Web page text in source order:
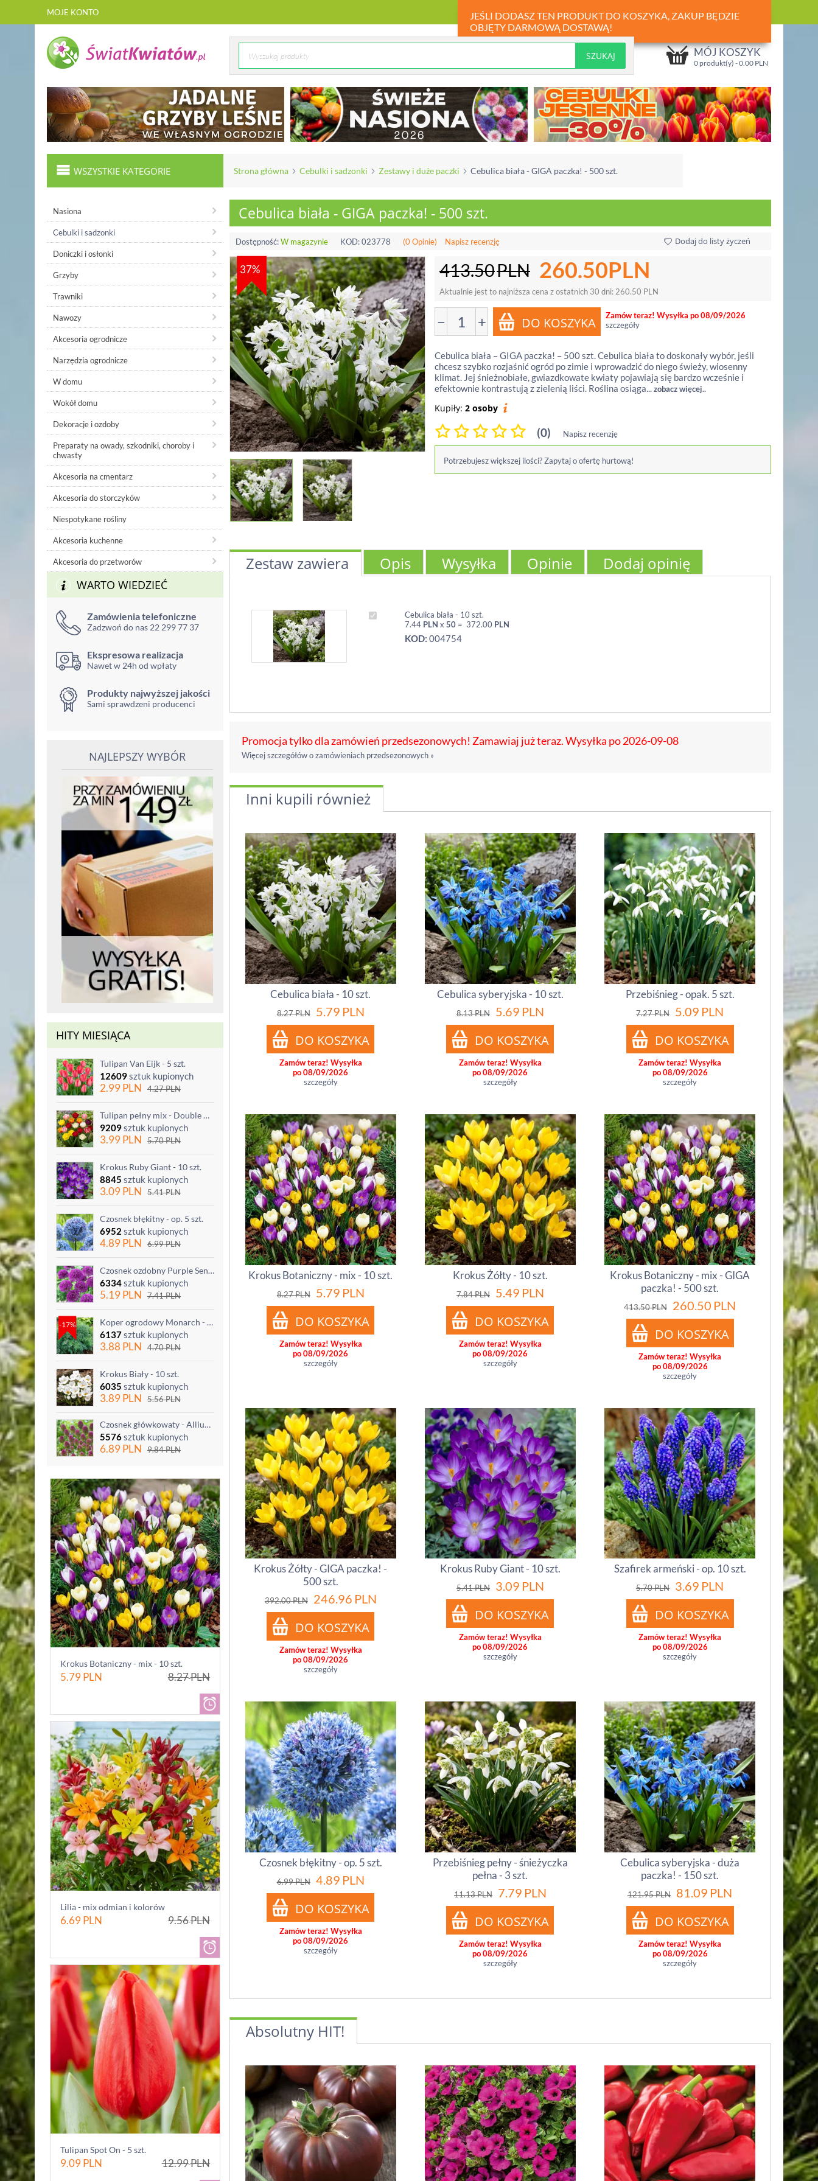
MOJE KONTO
JEŚLI DODASZ TEN PRODUKT DO KOSZYKA, ZAKUP BĘDZIE
OBJĘTY DARMOWĄ DOSTAWĄ!
MÓJ KOSZYK
0 produkt(y) -0.00 PLN
WSZYSTKIE KATEGORIE Strona główna Cebulki i sadzonki Zestawy i duże paczki Cebulica biała - GIGA paczka! - 500 szt.
Nasiona
Cebulki i sadzonki
Doniczki i osłonki
Grzyby
Trawniki
Nawozy
Akcesoria ogrodnicze
Narzędzia ogrodnicze
W domu
Wokół domu
Dekoracje i ozdoby
Preparaty na owady, szkodniki, choroby i
chwasty
Akcesoria na cmentarz
Akcesoria do storczyków
Niespotykane rośliny
Akcesoria kuchenne
Akcesoria do przetworów
WARTO WIEDZIEĆ
Zamówienia telefoniczne
Zadzwoń do nas 22 299 77 37
Ekspresowa realizacja
Nawet w 24h od wpłaty
Produkty najwyższej jakości
Sami sprawdzeni producenci
NAJLEPSZY WYBÓR
HITY MIESIĄCA
Tulipan Van Eijk - 5 szt.
12609sztuk kupionych
2.99PLN 4.27PLN
Tulipan pełny mix - Double mix - 5 szt.
9209sztuk kupionych
3.99PLN 5.70PLN
Krokus Ruby Giant - 10 szt.
8845 sztuk kupionych
3.09PLN 5.41PLN
Czosnek błękitny - op. 5 szt.
6952 sztuk kupionych
4.89PLN 6.99PLN
Czosnek ozdobny Purple Sensation - op. 3 szt.
6334sztuk kupionych
5.19PLN 7.41PLN
-17% Koper ogrodowy Monarch - po ścięciu odrasta
6137sztuk kupionych
3.88 PLN 4.70PLN
Krokus Biały - 10 szt.
6035 sztuk kupionych
3.89PLN 5.56PLN
Czosnek główkowaty - Allium sphaerocephalon - 20 szt.
5576sztuk kupionych
6.89PLN 9.84PLN
Krokus Botaniczny - mix - 10 szt.
5.79PLN 8.27PLN
Lilia - mix odmian i kolorów
6.69PLN 9.56PLN
Tulipan Spot On - 5 szt.
9.09PLN 12.99PLN
Cebulica biała - GIGA paczka! - 500 szt.
Dostępność:W magazynie KOD:023778 (0 Opinie) Napisz recenzję Dodaj do listy życzeń
37% 413.50PLN 260.50PLN
Aktualnie jest to najniższa cena z ostatnich 30 dni: 260.50 PLN
− +
Zamów teraz! Wysyłka po 08/09/2026
szczegóły
Cebulica biała – GIGA paczka! – 500 szt. Cebulica biała to doskonały wybór, jeśli
chcesz szybko rozjaśnić ogród po zimie i wprowadzić do niego świeży, wiosenny
klimat. Jej śnieżnobiałe, gwiazdkowate kwiaty pojawiają się bardzo wcześnie i
efektownie kontrastują z zielenią liści. Roślina osiąga...zobacz więcej..
Kupiły: 2 osoby
(0) Napisz recenzję
Potrzebujesz większej ilości? Zapytaj o ofertę hurtową!
Zestaw zawiera Opis Wysyłka Opinie Dodaj opinię
Cebulica biała - 10 szt.
7.44 PLN x 50 = 372.00 PLN
KOD: 004754
Promocja tylko dla zamówień przedsezonowych! Zamawiaj już teraz. Wysyłka po 2026-09-08
Więcej szczegółów o zamówieniach przedsezonowych »
Inni kupili również
Cebulica biała - 10 szt.
8.27PLN 5.79 PLN
Zamów teraz! Wysyłka
po 08/09/2026
szczegóły
Cebulica syberyjska - 10 szt.
8.13PLN 5.69 PLN
Zamów teraz! Wysyłka
po 08/09/2026
szczegóły
Przebiśnieg - opak. 5 szt.
7.27PLN 5.09 PLN
Zamów teraz! Wysyłka
po 08/09/2026
szczegóły
Krokus Botaniczny - mix - 10 szt.
8.27PLN 5.79 PLN
Zamów teraz! Wysyłka
po 08/09/2026
szczegóły
Krokus Żółty - 10 szt.
7.84PLN 5.49 PLN
Zamów teraz! Wysyłka
po 08/09/2026
szczegóły
Krokus Botaniczny - mix - GIGA
paczka! - 500 szt.
413.50PLN 260.50 PLN
Zamów teraz! Wysyłka
po 08/09/2026
szczegóły
Krokus Żółty - GIGA paczka! -
500 szt.
392.00PLN 246.96 PLN
Zamów teraz! Wysyłka
po 08/09/2026
szczegóły
Krokus Ruby Giant - 10 szt.
5.41PLN 3.09 PLN
Zamów teraz! Wysyłka
po 08/09/2026
szczegóły
Szafirek armeński - op. 10 szt.
5.70PLN 3.69 PLN
Zamów teraz! Wysyłka
po 08/09/2026
szczegóły
Czosnek błękitny - op. 5 szt.
6.99PLN 4.89 PLN
Zamów teraz! Wysyłka
po 08/09/2026
szczegóły
Przebiśnieg pełny - śnieżyczka
pełna - 3 szt.
11.13PLN 7.79 PLN
Zamów teraz! Wysyłka
po 08/09/2026
szczegóły
Cebulica syberyjska - duża
paczka! - 150 szt.
121.95PLN 81.09 PLN
Zamów teraz! Wysyłka
po 08/09/2026
szczegóły
Absolutny HIT!